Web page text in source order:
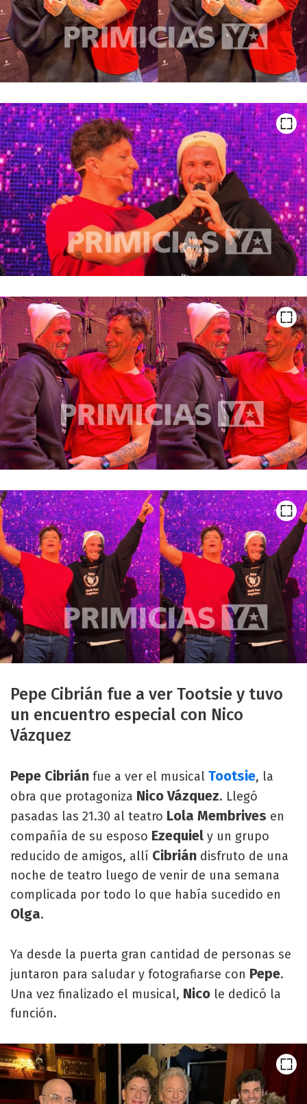
Pepe Cibrián fue a ver Tootsie y tuvo
un encuentro especial con Nico
Vázquez
Pepe Cibrián fue a ver el musical Tootsie, la
obra que protagoniza Nico Vázquez. Llegó
pasadas las 21.30 al teatro Lola Membrives en
compañía de su esposo Ezequiel y un grupo
reducido de amigos, allí Cibrián disfruto de una
noche de teatro luego de venir de una semana
complicada por todo lo que había sucedido en
Olga.
Ya desde la puerta gran cantidad de personas se
juntaron para saludar y fotografiarse con Pepe.
Una vez finalizado el musical, Nico le dedicó la
función.